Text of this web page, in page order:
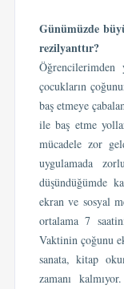
Günümüzde
rezilyanttır?
Öğrencilerimden
çocukların
baş etmeye
ile baş etme
mücadele zor
uygulamada
düşündüğümde
ekran ve sosyal
ortalama 7
Vaktinin çoğunu
sanata, kitap
zamanı